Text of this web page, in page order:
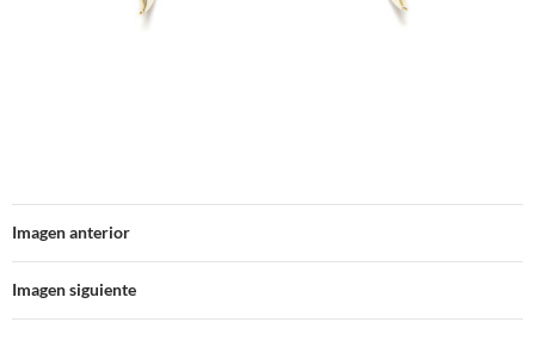
Imagen anterior
Imagen siguiente